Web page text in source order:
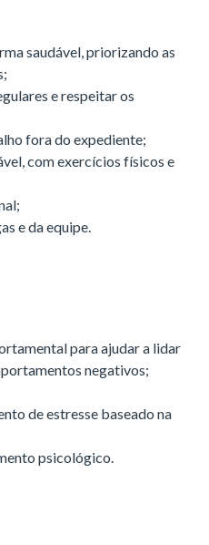
saudável, priorizando as
e respeitar os
fora do expediente;
com exercícios físicos e
e da equipe.
para ajudar a lidar
negativos;
de estresse baseado na
psicológico.